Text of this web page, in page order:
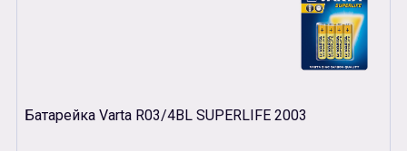
Батарейка Varta R03/4BL SUPERLIFE 2003